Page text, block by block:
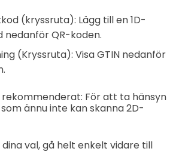
(kryssruta): Lägg till en 1D-
nedanför QR-koden.
(Kryssruta): Visa GTIN nedanför
För att ta hänsyn
ännu inte kan skanna 2D-
val, gå helt enkelt vidare till